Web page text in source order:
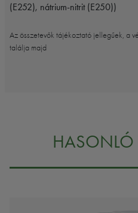
(E252), nátrium-nitrit (E250))
Az összetevők tájékoztató jellegűek, a
találja majd
HASONLÓ